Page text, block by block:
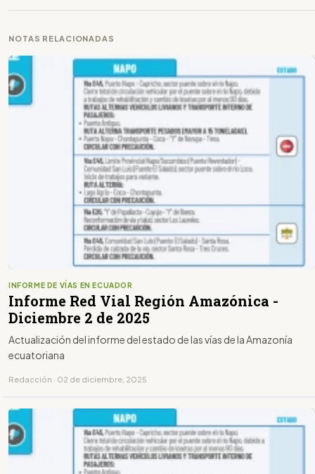
NOTAS RELACIONADAS
INFORME DE VÍAS EN ECUADOR
Informe Red Vial Región Amazónica -
Diciembre 2 de 2025
Actualización del informe del estado de las vías de la Amazonía
ecuatoriana
Redacción · 02 de diciembre, 2025